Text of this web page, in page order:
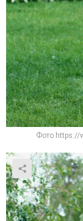
Фото https://